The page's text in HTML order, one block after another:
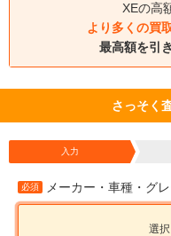
XEの高
より多くの買
最高額を引
さっそく
入力
必須 メーカー・車種・グ
選